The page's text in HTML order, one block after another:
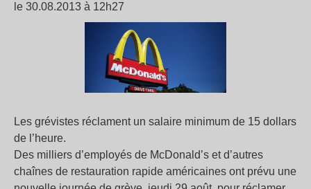
le 30.08.2013 à 12h27
Les grévistes réclament un salaire minimum de 15 dollars
de l’heure.
Des milliers d’employés de McDonald’s et d’autres
chaînes de restauration rapide américaines ont prévu une